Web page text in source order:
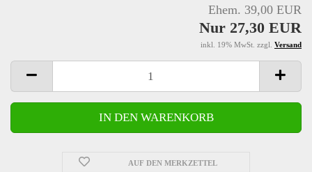
Ehem. 39,00 EUR
Nur 27,30 EUR
inkl. 19% MwSt. zzgl. Versand
AUF DEN MERKZETTEL